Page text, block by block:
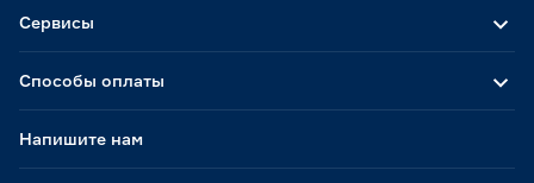
Способы оплаты
Сервисы
Напишите нам